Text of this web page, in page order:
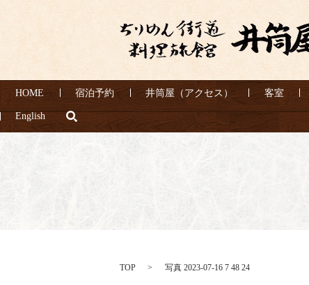
HOME 宿泊予約 井筒屋（アクセス） 客室
English
TOP 写真 2023-07-16 7 48 24